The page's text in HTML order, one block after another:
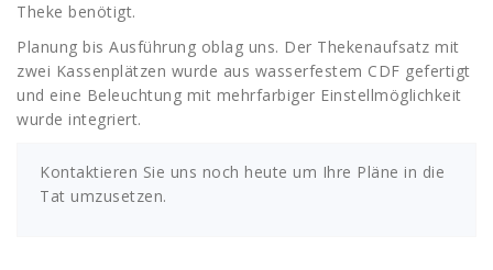
Theke benötigt.
Planung bis Ausführung oblag uns. Der Thekenaufsatz mit
zwei Kassenplätzen wurde aus wasserfestem CDF gefertigt
und eine Beleuchtung mit mehrfarbiger Einstellmöglichkeit
wurde integriert.
Kontaktieren Sie uns noch heute um Ihre Pläne in die
Tat umzusetzen.